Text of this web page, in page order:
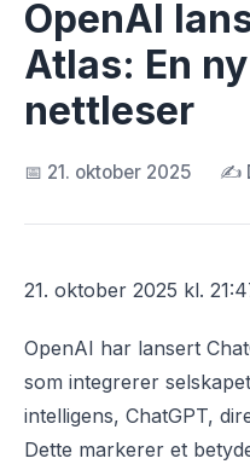
OpenAI
Atlas: En
nettleser
📅 21. oktober 2025 ✍️
21. oktober 2025 kl.
OpenAI har lansert
som integrerer
intelligens, ChatGPT,
Dette markerer et